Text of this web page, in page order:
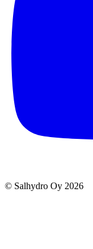
© Salhydro Oy 2026